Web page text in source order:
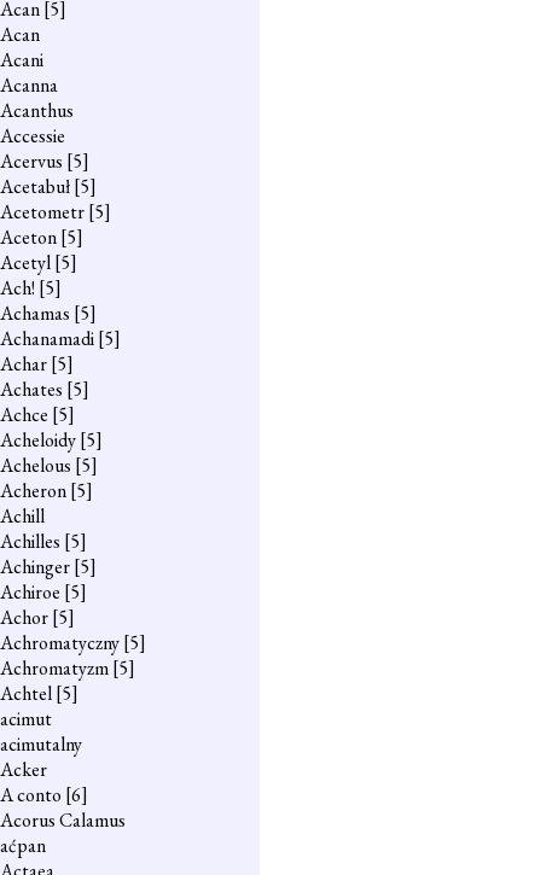
Acan[5]
Acan
Acani
Acanna
Acanthus
Accessie
Acervus [5]
Acetabuł[5]
Acetometr[5]
Aceton[5]
Acetyl[5]
Ach! [5]
Achamas [5]
Achanamadi[5]
Achar[5]
Achates [5]
Achce [5]
Acheloidy[5]
Achelous [5]
Acheron[5]
Achill
Achilles [5]
Achinger[5]
Achiroe [5]
Achor[5]
Achromatyczny[5]
Achromatyzm[5]
Achtel[5]
acimut
acimutalny
Acker
A conto [6]
Acorus Calamus
aćpan